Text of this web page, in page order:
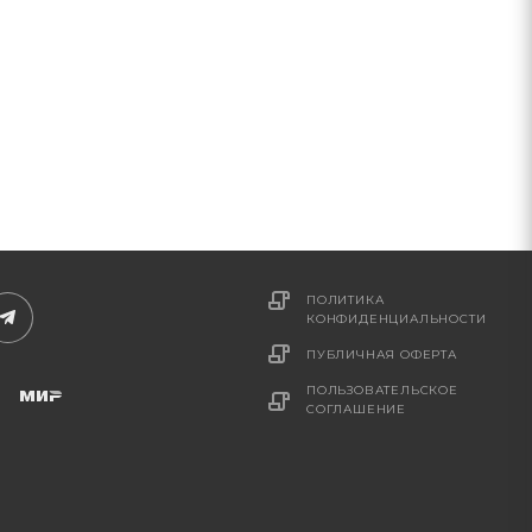
ПОЛИТИКА
КОНФИДЕНЦИАЛЬНОСТИ
ПУБЛИЧНАЯ ОФЕРТА
ПОЛЬЗОВАТЕЛЬСКОЕ
СОГЛАШЕНИЕ